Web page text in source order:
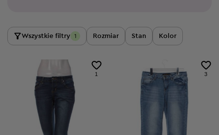
Wszystkie filtry 1 Rozmiar Stan Kolor
1 3